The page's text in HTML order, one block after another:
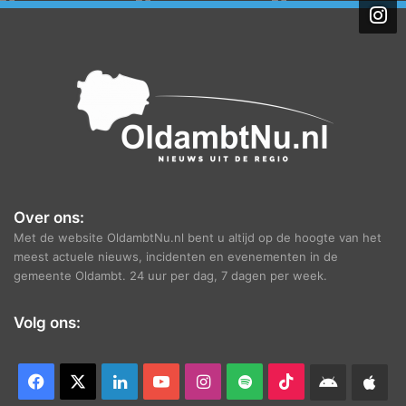
Over ons:
Met de website OldambtNu.nl bent u altijd op de hoogte van het
meest actuele nieuws, incidenten en evenementen in de
gemeente Oldambt. 24 uur per dag, 7 dagen per week.
Volg ons:
Facebook LinkedInYouTubeInstagram
Spotify TikTokAndroid